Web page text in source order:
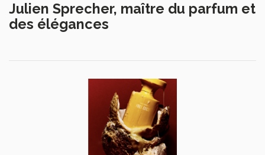
Julien Sprecher, maître du parfum et
des élégances